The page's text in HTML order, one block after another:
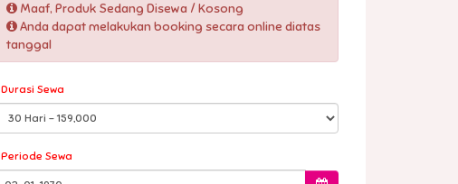
Maaf, Produk Sedang Disewa / Kosong
Anda dapat melakukan booking secara online diatas
tanggal
Durasi Sewa
Periode Sewa